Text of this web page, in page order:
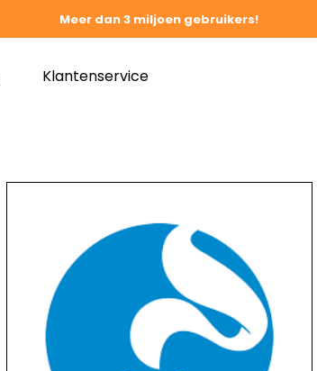
Meer dan 3 miljoen gebruikers!
Klantenservice